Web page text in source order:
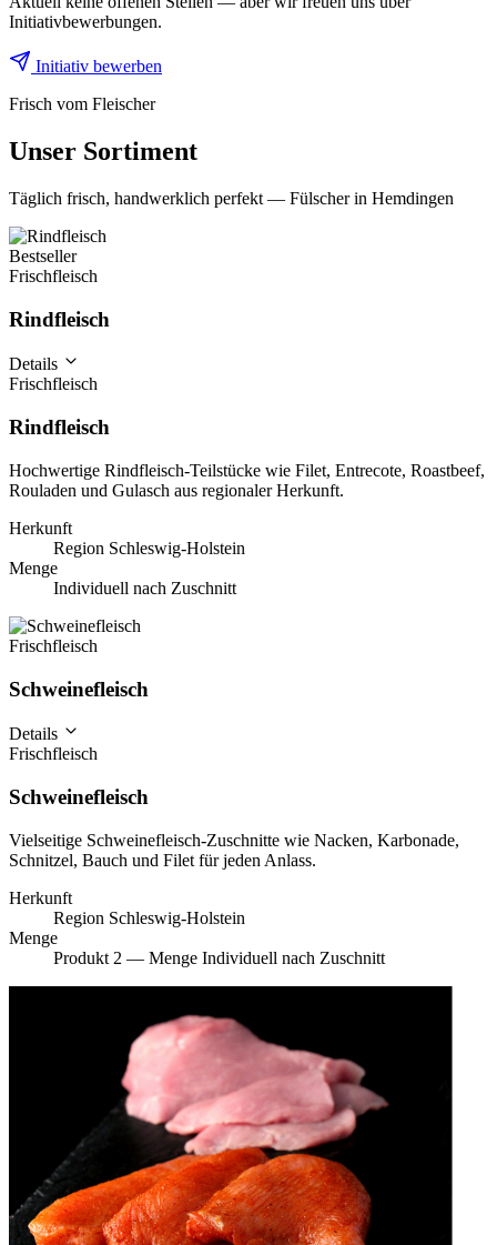
Initiativbewerbungen.
Initiativ bewerben
Frisch vom Fleischer
Unser Sortiment
Täglich frisch, handwerklich perfekt — Fülscher in Hemdingen
Bestseller
Frischfleisch
Rindfleisch
Details
Frischfleisch
Rindfleisch
Hochwertige Rindfleisch-Teilstücke wie Filet, Entrecote, Roastbeef,
Rouladen und Gulasch aus regionaler Herkunft.
Herkunft
Region Schleswig-Holstein
Menge
Individuell nach Zuschnitt
Frischfleisch
Schweinefleisch
Details
Frischfleisch
Schweinefleisch
Vielseitige Schweinefleisch-Zuschnitte wie Nacken, Karbonade,
Schnitzel, Bauch und Filet für jeden Anlass.
Herkunft
Region Schleswig-Holstein
Menge
Produkt 2 — Menge Individuell nach Zuschnitt